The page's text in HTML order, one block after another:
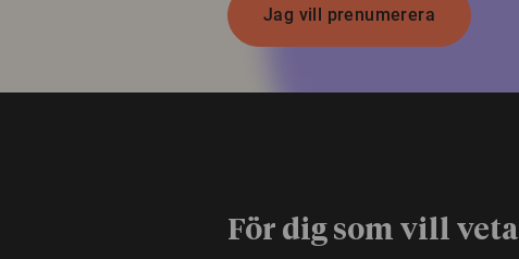
Jag vill prenumerera
För dig som vill veta